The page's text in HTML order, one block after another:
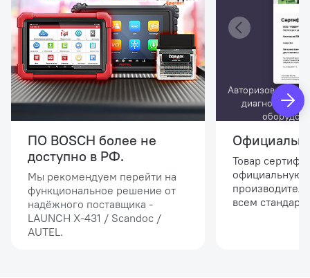
ПО BOSCH более не
доступно в РФ.
Мы рекомендуем перейти на
функциональное решение от
надёжного поставщика -
LAUNCH Х-431 / Scandoc /
AUTEL.
Авторизованный
Товар
официальную
всем